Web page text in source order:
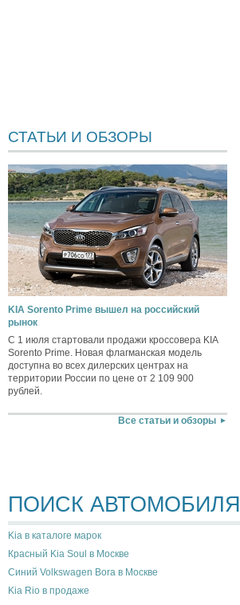
СТАТЬИ И ОБЗОРЫ
KIA Sorento Prime вышел на российский
рынок
С 1 июля стартовали продажи кроссовера KIA
Sorento Prime. Новая флагманская модель
доступна во всех дилерских центрах на
территории России по цене от 2 109 900
рублей.
Все статьи и обзоры
ПОИСК АВТОМОБИЛЯ
Kia в каталоге марок
Красный Kia Soul в Москве
Синий Volkswagen Bora в Москве
Kia Rio в продаже